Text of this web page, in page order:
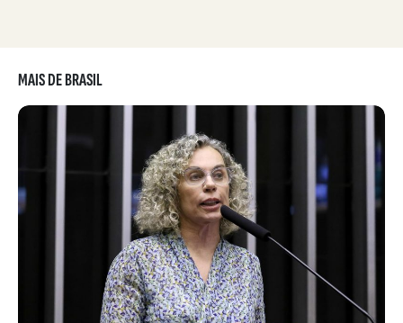
MAIS DE BRASIL